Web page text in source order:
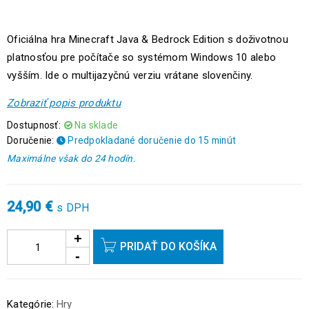
Oficiálna hra Minecraft Java & Bedrock Edition s doživotnou
platnosťou pre počítače so systémom Windows 10 alebo
vyšším. Ide o multijazyčnú verziu vrátane slovenčiny.
Zobraziť popis produktu
Dostupnosť:
Na sklade
Doručenie:
Predpokladané doručenie do 15 minút
Maximálne však do 24 hodín.
24,90 € s DPH
PRIDAŤ DO KOŠÍKA
Kategórie: Hry